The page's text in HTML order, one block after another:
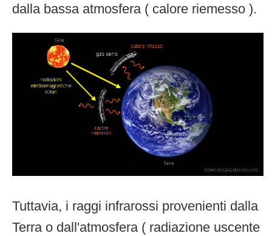
dalla bassa atmosfera ( calore riemesso ).
Tuttavia, i raggi infrarossi provenienti dalla
Terra o dall'atmosfera ( radiazione uscente